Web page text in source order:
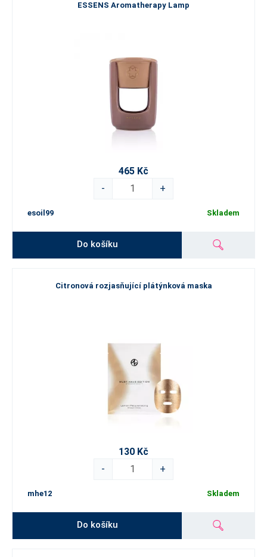
ESSENS Aromatherapy Lamp
465 Kč
-
+
esoil99 Skladem
Do košíku
Citronová rozjasňující plátýnková maska
130 Kč
-
+
mhe12 Skladem
Do košíku